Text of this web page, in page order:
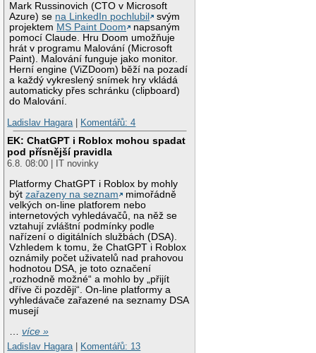
Mark Russinovich (CTO v Microsoft
Azure) se na LinkedIn pochlubil
svým
projektem MS Paint Doom
napsaným
pomocí Claude. Hru Doom umožňuje
hrát v programu Malování (Microsoft
Paint). Malování funguje jako monitor.
Herní engine (ViZDoom) běží na pozadí
a každý vykreslený snímek hry vkládá
automaticky přes schránku (clipboard)
do Malování.
Ladislav Hagara | Komentářů: 4
EK: ChatGPT i Roblox mohou spadat
pod přísnější pravidla
6.8. 08:00 | IT novinky
Platformy ChatGPT i Roblox by mohly
býtzařazeny na seznam
mimořádně
velkých on-line platforem nebo
internetových vyhledávačů, na něž se
vztahují zvláštní podmínky podle
nařízení o digitálních službách (DSA).
Vzhledem k tomu, že ChatGPT i Roblox
oznámily počet uživatelů nad prahovou
hodnotou DSA, je toto označení
„rozhodně možné“ a mohlo by „přijít
dříve či později“. On-line platformy a
vyhledávače zařazené na seznamy DSA
musejí
…více »
Ladislav Hagara| Komentářů: 13